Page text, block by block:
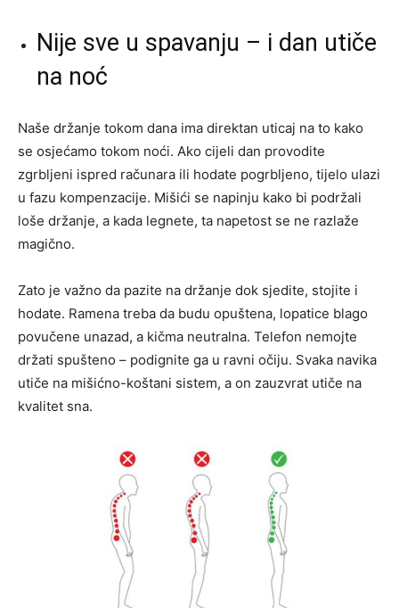
Nije sve u spavanju – i dan utiče
na noć
Naše držanje tokom dana ima direktan uticaj na to kako
se osjećamo tokom noći. Ako cijeli dan provodite
zgrbljeni ispred računara ili hodate pogrbljeno, tijelo ulazi
u fazu kompenzacije. Mišići se napinju kako bi podržali
loše držanje, a kada legnete, ta napetost se ne razlaže
magično.
Zato je važno da pazite na držanje dok sjedite, stojite i
hodate. Ramena treba da budu opuštena, lopatice blago
povučene unazad, a kičma neutralna. Telefon nemojte
držati spušteno – podignite ga u ravni očiju. Svaka navika
utiče na mišićno-koštani sistem, a on zauzvrat utiče na
kvalitet sna.